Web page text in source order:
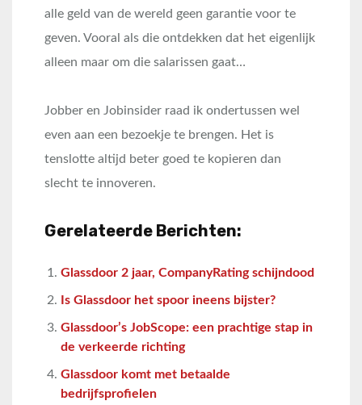
alle geld van de wereld geen garantie voor te
geven. Vooral als die ontdekken dat het eigenlijk
alleen maar om die salarissen gaat…
Jobber en Jobinsider raad ik ondertussen wel
even aan een bezoekje te brengen. Het is
tenslotte altijd beter goed te kopieren dan
slecht te innoveren.
Gerelateerde Berichten:
Glassdoor 2 jaar, CompanyRating schijndood
Is Glassdoor het spoor ineens bijster?
Glassdoor’s JobScope: een prachtige stap in
de verkeerde richting
Glassdoor komt met betaalde
bedrijfsprofielen